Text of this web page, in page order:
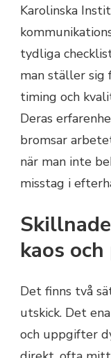
Karolinska
tydliga
man ställer sig
timing och
Deras
bromsar
när man inte
misstag i
kaos
Det finns två
utskick. Det
och uppgifter